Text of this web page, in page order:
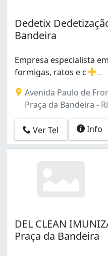
Olaria (8)
Oswaldo Cruz (1)
Paciência (1)
Parada de Lucas (4)
Pechincha (6)
Pedra de Guaratiba (1)
Penha (5)
Piedade (3)
Pilares (3)
Praça Seca (6)
Riachuelo (1)
Rio Comprido (6)
Dedetix
Bandeira
Empresa especialista
formigas, ratos e c
Avenida Paulo de
Praça da Bandeira -
Ver Tel Info
DEL CLEAN
Praça da Bandeira